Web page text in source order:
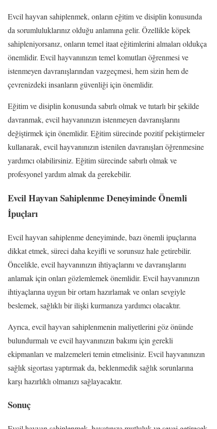
Evcil hayvan sahiplenmek, onların eğitim ve disiplin konusunda
da sorumluluklarınız olduğu anlamına gelir. Özellikle köpek
sahipleniyorsanız, onların temel itaat eğitimlerini almaları oldukça
önemlidir. Evcil hayvanınızın temel komutları öğrenmesi ve
istenmeyen davranışlarından vazgeçmesi, hem sizin hem de
çevrenizdeki insanların güvenliği için önemlidir.
Eğitim ve disiplin konusunda sabırlı olmak ve tutarlı bir şekilde
davranmak, evcil hayvanınızın istenmeyen davranışlarını
değiştirmek için önemlidir. Eğitim sürecinde pozitif pekiştirmeler
kullanarak, evcil hayvanınızın istenilen davranışları öğrenmesine
yardımcı olabilirsiniz. Eğitim sürecinde sabırlı olmak ve
profesyonel yardım almak da gerekebilir.
Evcil Hayvan Sahiplenme Deneyiminde Önemli
İpuçları
Evcil hayvan sahiplenme deneyiminde, bazı önemli ipuçlarına
dikkat etmek, süreci daha keyifli ve sorunsuz hale getirebilir.
Öncelikle, evcil hayvanınızın ihtiyaçlarını ve davranışlarını
anlamak için onları gözlemlemek önemlidir. Evcil hayvanınızın
ihtiyaçlarına uygun bir ortam hazırlamak ve onları sevgiyle
beslemek, sağlıklı bir ilişki kurmanıza yardımcı olacaktır.
Ayrıca, evcil hayvan sahiplenmenin maliyetlerini göz önünde
bulundurmalı ve evcil hayvanınızın bakımı için gerekli
ekipmanları ve malzemeleri temin etmelisiniz. Evcil hayvanınızın
sağlık sigortası yaptırmak da, beklenmedik sağlık sorunlarına
karşı hazırlıklı olmanızı sağlayacaktır.
Sonuç